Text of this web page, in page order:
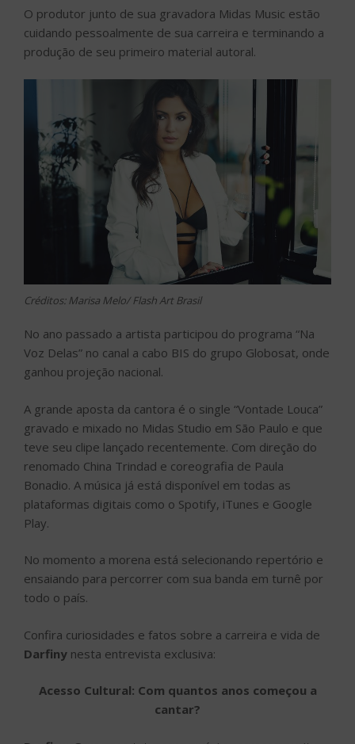
O produtor junto de sua gravadora Midas Music estão
cuidando pessoalmente de sua carreira e terminando a
produção de seu primeiro material autoral.
Créditos: Marisa Melo/ Flash Art Brasil
No ano passado a artista participou do programa “Na
Voz Delas” no canal a cabo BIS do grupo Globosat, onde
ganhou projeção nacional.
A grande aposta da cantora é o single “Vontade Louca”
gravado e mixado no Midas Studio em São Paulo e que
teve seu clipe lançado recentemente. Com direção do
renomado China Trindad e coreografia de Paula
Bonadio. A música já está disponível em todas as
plataformas digitais como o Spotify, iTunes e Google
Play.
No momento a morena está selecionando repertório e
ensaiando para percorrer com sua banda em turnê por
todo o país.
Confira curiosidades e fatos sobre a carreira e vida de
Darfiny nesta entrevista exclusiva:
Acesso Cultural: Com quantos anos começou a
cantar?